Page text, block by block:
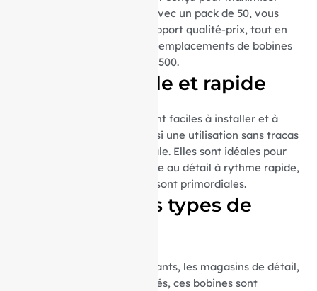
l’efficacité et la durabilité. Avec un pack de 50, vous
bénéficiez d’un excellent rapport qualité-prix, tout en
réduisant la fréquence des remplacements de bobines
dans votre imprimante SX-7500.
Utilisation facile et rapide
Les rouleaux thermiques sont faciles à installer et à
remplacer, garantissant ainsi une utilisation sans tracas
et une maintenance minimale. Elles sont idéales pour
les environnements de vente au détail à rythme rapide,
où l’efficacité et la rapidité sont primordiales.
Idéal pour tous types de
Que ce soit pour les restaurants, les magasins de détail,
les supermarchés ou les cafés, ces bobines sont